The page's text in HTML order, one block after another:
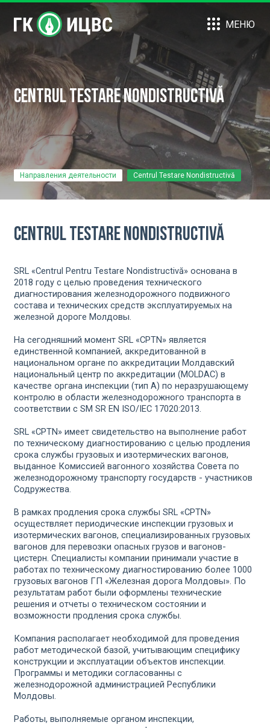
МЕНЮ
Centrul Testare Nondistructivă
Направления деятельности Centrul Testare Nondistructivă
Centrul Testare Nondistructivă
SRL «Centrul Pentru Testare Nondistructivă» основана в
2018 году с целью проведения технического
диагностирования железнодорожного подвижного
состава и технических средств эксплуатируемых на
железной дороге Молдовы.
На сегодняшний момент SRL «CPTN» является
единственной компанией, аккредитованной в
национальном органе по аккредитации Молдавский
национальный центр по аккредитации (MOLDAC) в
качестве органа инспекции (тип А) по неразрушающему
контролю в области железнодорожного транспорта в
соответствии с SM SR EN ISO/IEC 17020:2013.
SRL «CPTN» имеет свидетельство на выполнение работ
по техническому диагностированию с целью продления
срока службы грузовых и изотермических вагонов,
выданное Комиссией вагонного хозяйства Совета по
железнодорожному транспорту государств - участников
Содружества.
В рамках продления срока службы SRL «CPTN»
осуществляет периодические инспекции грузовых и
изотермических вагонов, специализированных грузовых
вагонов для перевозки опасных грузов и вагонов-
цистерн. Специалисты компании принимали участие в
работах по техническому диагностированию более 1000
грузовых вагонов ГП «Железная дорога Молдовы». По
результатам работ были оформлены технические
решения и отчеты о техническом состоянии и
возможности продления срока службы.
Компания располагает необходимой для проведения
работ методической базой, учитывающим специфику
конструкции и эксплуатации объектов инспекции.
Программы и методики согласованны с
железнодорожной администрацией Республики
Молдовы.
Работы, выполняемые органом инспекции,